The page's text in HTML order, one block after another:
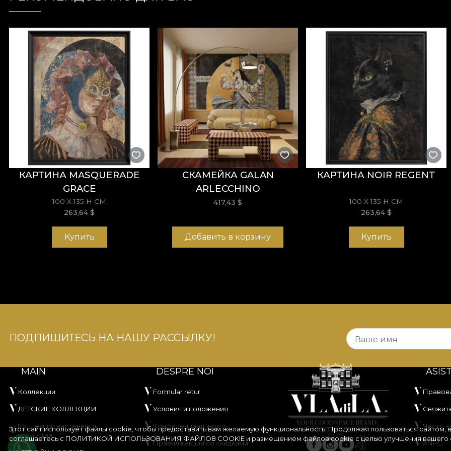
но всех их объединяет радость и энтузиазм, которые они переживают летом. Возможно, из‑за каникул
Лето даёт им время для себя, для увлечений и для того, что делает их счастливыми и спокойными.
дружбы. Возможно, они ощущают трепет первой любви или боль первого разбитого сердца. Но
мимолётном взгляде всё ещё можно уловить сущность детей, которыми они были совсем недавно.
*Из любви и уважения к природе все наши обои изготовлены из натуральных, экологичных и
**House of VLAdiLA рекомендует использовать собственный клей при оклейке обоев. Так вы
декорирования на высоком уровне качества.
КАРТИНА MASQUERADE
GRACE
100 X 135 H СМ
263,64$
Купить
СКАМЕЙКА GALAN
ARLECCHINO
417,43$
Добавить в корзину
КАРТИНА NOIR REGENT
100 X 135 H СМ
263,64$
Купить
Этот сайт использует файлы cookie, чтобы предоставить вам желаемую функциональность. Продолжая пользоваться сайтом,
соглашаетесь с ПОЛИТИКОЙ ИСПОЛЬЗОВАНИЯ ФАЙЛОВ COOKIE и размещением файлов cookie с целью улучшения вашего
ПОДПИШИТЕСЬ НА НАШУ РАССЫЛКУ! Ваше имя
MAIN
Коллекции
ДЕТСКИЕ КОЛЛЕКЦИИ
Коллекции настенного
искусства
DESPRE NOI
Formular retur
Условия и положения
Конфиденциальность
Правила акции со скидками
Часто
ANPC